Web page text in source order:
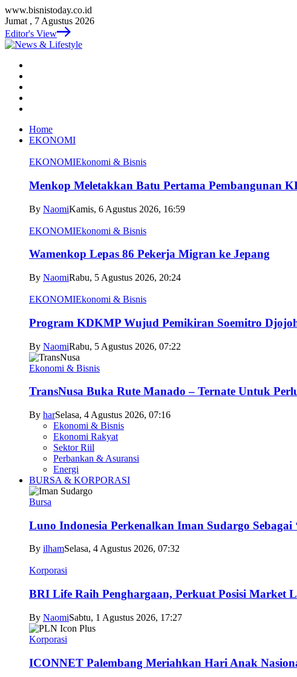
www.bisnistoday.co.id
Jumat , 7 Agustus 2026
Editor's View
Home
EKONOMI
EKONOMIEkonomi & Bisnis
Menkop Meletakkan Batu Pertama Pembangunan
By NaomiKamis, 6 Agustus 2026, 16:59
EKONOMIEkonomi & Bisnis
Wamenkop Lepas 86 Pekerja Migran ke Jepang
By NaomiRabu, 5 Agustus 2026, 20:24
EKONOMIEkonomi & Bisnis
Program KDKMP Wujud Pemikiran Soemitro
By NaomiRabu, 5 Agustus 2026, 07:22
Ekonomi & Bisnis
TransNusa Buka Rute Manado – Ternate Untuk
By harSelasa, 4 Agustus 2026, 07:16
Ekonomi & Bisnis
Ekonomi Rakyat
Sektor Riil
Perbankan & Asuransi
Energi
BURSA & KORPORASI
Bursa
Luno Indonesia Perkenalkan Iman Sudargo Sebagai
By ilhamSelasa, 4 Agustus 2026, 07:32
Korporasi
BRI Life Raih Penghargaan, Perkuat Posisi Market
By NaomiSabtu, 1 Agustus 2026, 17:27
Korporasi
ICONNET Palembang Meriahkan Hari Anak